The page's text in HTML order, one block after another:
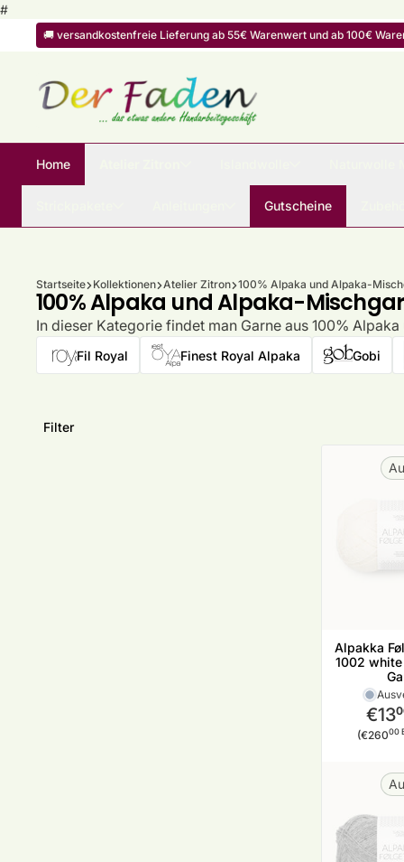
#Zum Inhalt springen
🚚 versandkostenfreie Lieferung ab 55€ Warenwert und ab 100€
Home
Gutscheine
Startseite Kollektionen Atelier Zitron 100% Alpaka und Alpaka-
100% Alpaka und Alpaka-
In dieser Kategorie findet man Garne aus 100%
Fil Royal Finest Royal Alpaka Gobi
Filter
Alpakka
1002
€13
(€26000